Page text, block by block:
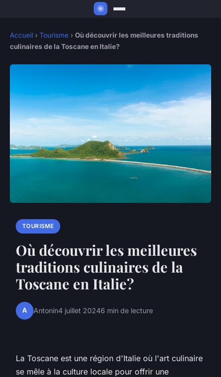
Accueil › Tourisme › Où découvrir les meilleures traditions
culinaires de la Toscane en Italie?
TOURISME
Où découvrir les meilleures
traditions culinaires de la
Toscane en Italie?
A Antonin4 juillet 20246 min de lecture
La Toscane est une région d'Italie où l'art culinaire
se mêle à la culture locale pour offrir une